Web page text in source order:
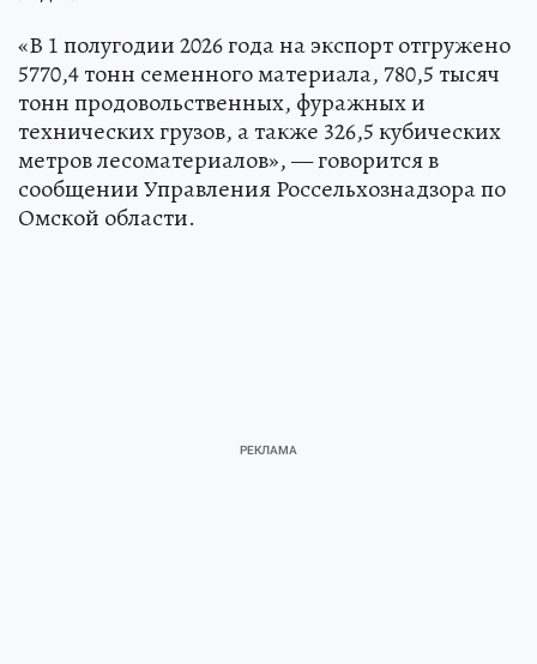
«В 1 полугодии 2026 года на экспорт отгружено
5770,4 тонн семенного материала, 780,5 тысяч
тонн продовольственных, фуражных и
технических грузов, а также 326,5 кубических
метров лесоматериалов», — говорится в
сообщении Управления Россельхознадзора по
Омской области.